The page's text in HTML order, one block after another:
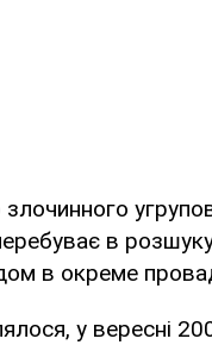
злочинного
в
в окреме
у вересні